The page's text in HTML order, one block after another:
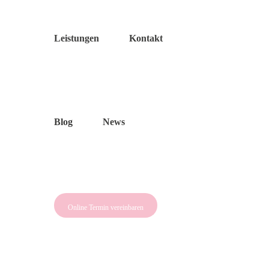
Leistungen Kontakt
Blog News
Online Termin vereinbaren